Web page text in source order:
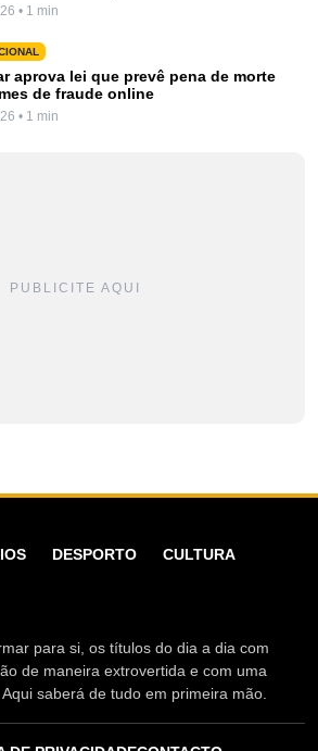
• 1 min
aprova lei que prevê pena de morte
de fraude online
• 1 min
PUBLICITE AQUI
DESPORTO
CULTURA
para si, os títulos do dia a dia com
de maneira extrovertida e com uma
saberá de tudo em primeira mão.